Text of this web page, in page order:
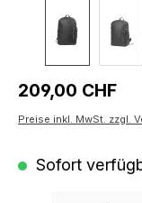
Regulärer Preis:
209,00 CHF
Preise inkl. MwSt. zzgl.
Sofort